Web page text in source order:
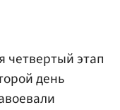
четвертый этап
день